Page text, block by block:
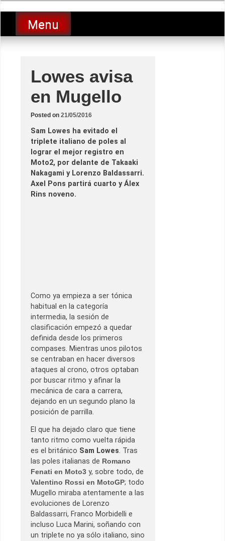
to
contentLucio Lopez GP
luciolopezgp
Menu
Lowes avisa
en Mugello
Posted on 21/05/2016
Sam Lowes ha evitado el
triplete italiano de poles al
lograr el mejor registro en
Moto2, por delante de Takaaki
Nakagami y Lorenzo Baldassarri.
Axel Pons partirá cuarto y Álex
Rins noveno.
Como ya empieza a ser tónica
habitual en la categoría
intermedia, la sesión de
clasificación empezó a quedar
definida desde los primeros
compases. Mientras unos pilotos
se centraban en hacer diversos
ataques al crono, otros optaban
por buscar ritmo y afinar la
mecánica de cara a carrera,
dejando en un segundo plano la
posición de parrilla.
El que ha dejado claro que tiene
tanto ritmo como vuelta rápida
es el británico Sam Lowes. Tras
las poles italianas de Romano
Fenati en Moto3 y, sobre todo, de
Valentino Rossi en MotoGP; todo
Mugello miraba atentamente a las
evoluciones de Lorenzo
Baldassarri, Franco Morbidelli e
incluso Luca Marini, soñando con
un triplete no ya sólo italiano, sino